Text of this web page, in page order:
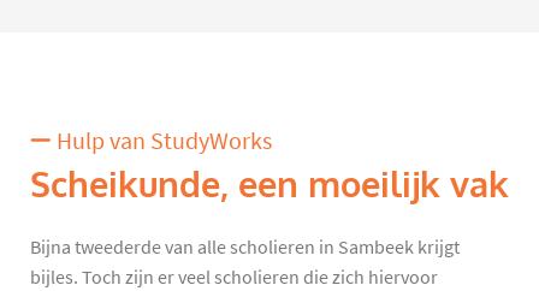
Hulp van StudyWorks
Scheikunde, een moeilijk vak
Bijna tweederde van alle scholieren in Sambeek krijgt
bijles. Toch zijn er veel scholieren die zich hiervoor